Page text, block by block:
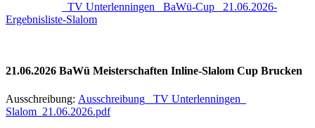
TV Unterlenningen_ BaWü-Cup_ 21.06.2026-
Ergebnisliste-Slalom
21.06.2026 BaWü Meisterschaften Inline-Slalom Cup Brucken
Ausschreibung: Ausschreibung_ TV Unterlenningen_
Slalom_21.06.2026.pdf